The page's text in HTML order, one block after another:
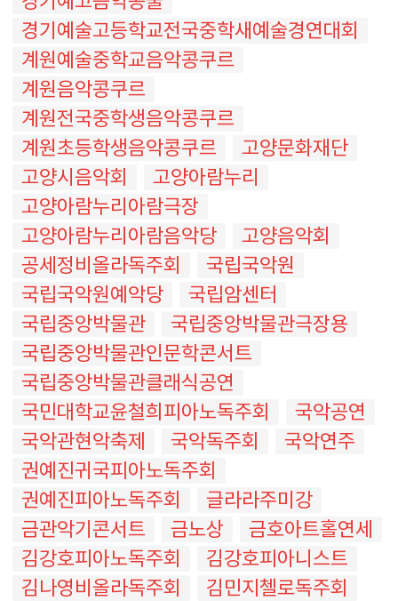
경기예술고등학교전국중학새예술경연대회
계원예술중학교음악콩쿠르
계원음악콩쿠르
계원전국중학생음악콩쿠르
계원초등학생음악콩쿠르
고양문화재단
고양시음악회
고양아람누리
고양아람누리아람극장
고양아람누리아람음악당
고양음악회
공세정비올라독주회
국립국악원
국립국악원예악당
국립암센터
국립중앙박물관
국립중앙박물관극장용
국립중앙박물관인문학콘서트
국립중앙박물관클래식공연
국민대학교윤철희피아노독주회
국악공연
국악관현악축제
국악독주회
국악연주
권예진귀국피아노독주회
권예진피아노독주회
글라라주미강
금관악기콘서트
금노상
금호아트홀연세
김강호피아노독주회
김강호피아니스트
김나영비올라독주회
김민지첼로독주회